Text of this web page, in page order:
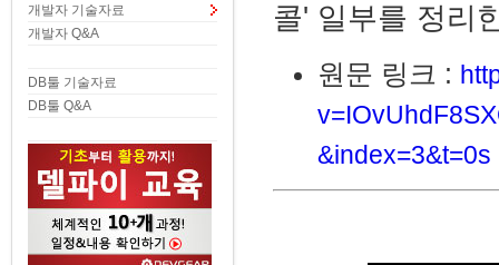
개발자 기술자료
개발자 Q&A
DB툴 기술자료
DB툴 Q&A
콜' 일부를 정리
원문 링크 :
&index=3&t=0s